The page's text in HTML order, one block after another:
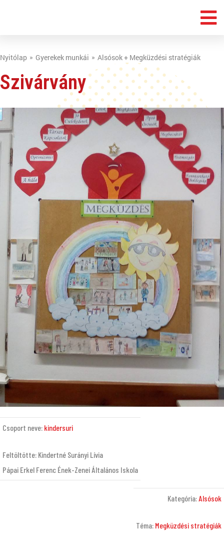
Nyitólap Gyerekek munkái Alsósok + Megküzdési stratégiák
Szivárvány
Csoport neve: kindersuri
Feltöltötte: Kindertné Surányi Lívia
Pápai Erkel Ferenc Ének-Zenei Általános Iskola
Kategória:Alsósok
Téma: Megküzdési stratégiák